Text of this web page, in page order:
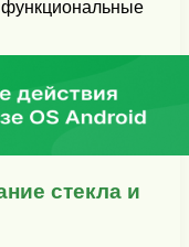
функциональные
стекла и